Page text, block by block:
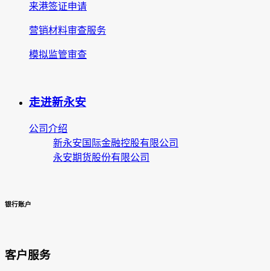
来港签证申请
营销材料审查服务
模拟监管审查
走进新永安
公司介绍
新永安国际金融控股有限公司
永安期货股份有限公司
银行账户
客户服务